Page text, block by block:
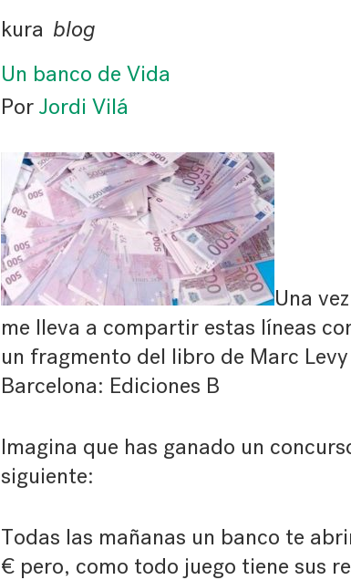
kura blog
Un banco de Vida
Por Jordi Vilá
Una
me lleva a compartir estas líneas
un fragmento del libro de Marc
Barcelona: Ediciones B
Imagina que has ganado un
siguiente:
Todas las mañanas un banco te
€ pero, como todo juego tiene sus